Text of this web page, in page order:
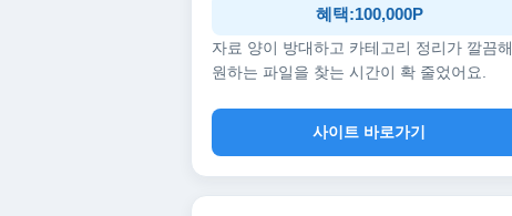
혜택:100,000P
자료 양이 방대하고 카테고리 정리가 깔끔해
원하는 파일을 찾는 시간이 확 줄었어요.
사이트 바로가기